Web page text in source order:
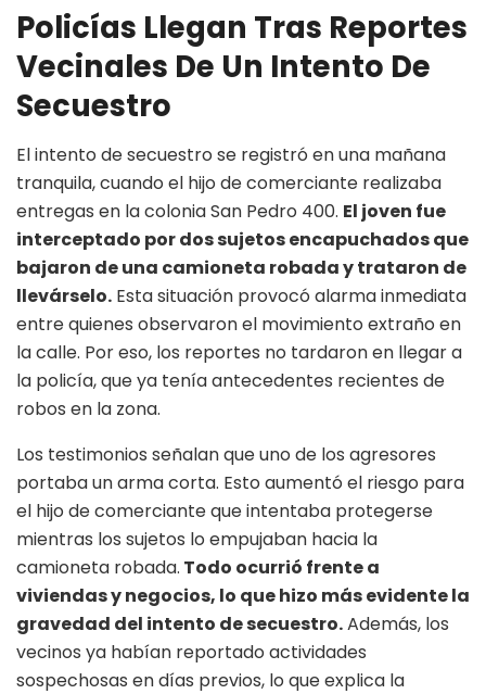
Policías Llegan Tras Reportes
Vecinales De Un Intento De
Secuestro
El intento de secuestro se registró en una mañana
tranquila, cuando el hijo de comerciante realizaba
entregas en la colonia San Pedro 400. El joven fue
interceptado por dos sujetos encapuchados que
bajaron de una camioneta robada y trataron de
llevárselo. Esta situación provocó alarma inmediata
entre quienes observaron el movimiento extraño en
la calle. Por eso, los reportes no tardaron en llegar a
la policía, que ya tenía antecedentes recientes de
robos en la zona.
Los testimonios señalan que uno de los agresores
portaba un arma corta. Esto aumentó el riesgo para
el hijo de comerciante que intentaba protegerse
mientras los sujetos lo empujaban hacia la
camioneta robada. Todo ocurrió frente a
viviendas y negocios, lo que hizo más evidente la
gravedad del intento de secuestro.Además, los
vecinos ya habían reportado actividades
sospechosas en días previos, lo que explica la